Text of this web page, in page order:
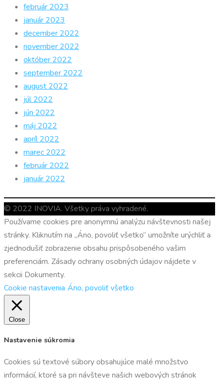
február 2023
január 2023
december 2022
november 2022
október 2022
september 2022
august 2022
júl 2022
jún 2022
máj 2022
apríl 2022
marec 2022
február 2022
január 2022
© 2022 INOVIA. Všetky práva vyhradené.
Používame cookies pre anonymnú analýzu návštevnosti našej
stránky. Kliknutím na „Áno, povoliť všetko“ umožníte urýchliť a
zjednodušiť zobrazenie obsahu prispôsobeného vašim
preferenciám. Zásady ochrany osobných údajov nájdete v
sekcii Dokumenty.
Cookie nastavenia Áno, povoliť všetko
Close
Nastavenie súkromia
Cookies sú textové súbory obsahujúce malé množstvo
informácií, ktoré sa pri návšteve našich webových stránok